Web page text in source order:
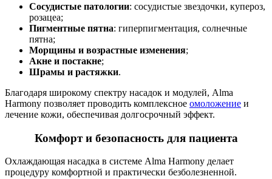
Сосудистые патологии: сосудистые звездочки, купероз,
розацеа;
Пигментные пятна: гиперпигментация, солнечные
пятна;
Морщины и возрастные изменения;
Акне и постакне;
Шрамы и растяжки.
Благодаря широкому спектру насадок и модулей, Alma
Harmony позволяет проводить комплексное омоложение и
лечение кожи, обеспечивая долгосрочный эффект.
Комфорт и безопасность для пациента
Охлаждающая насадка в системе Alma Harmony делает
процедуру комфортной и практически безболезненной.